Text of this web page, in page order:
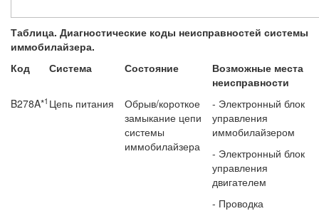
Таблица. Диагностические коды неисправностей системы
иммобилайзера.
Код
Система Состояние
Возможные места
неисправности
B278A*1 Цепь питания
Обрыв/короткое
замыкание цепи
сис­темы
иммобилайзера
- Электронный блок
управ­ления
иммобилайзером
- Электронный блок
управления
двигателем
- Проводка